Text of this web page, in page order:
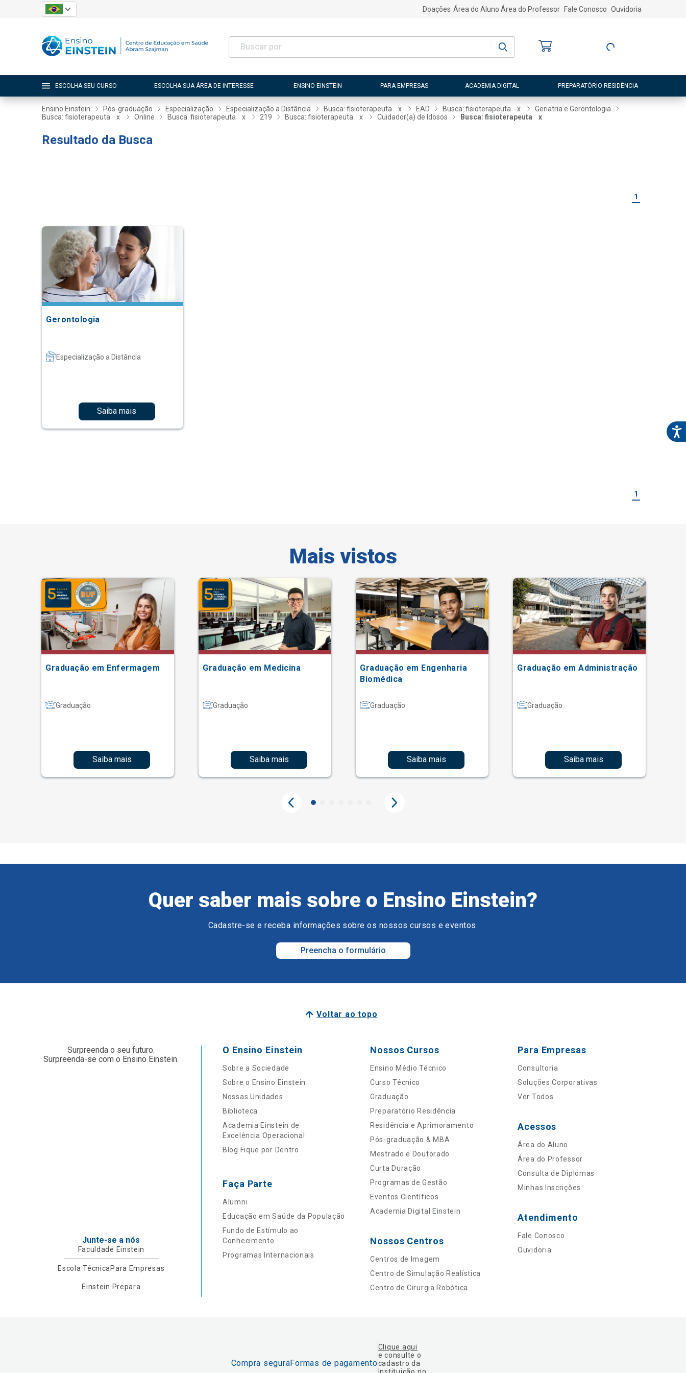
Doações Área do Aluno Área do Professor Fale Conosco Ouvidoria
Entre ou Cadastre-
ESCOLHA SEU CURSO ESCOLHA SUA ÁREA DE INTERESSE ENSINO EINSTEIN PARA EMPRESAS ACADEMIA DIGITAL PREPARATÓRIO RESIDÊNCIA
Ensino Einstein Pós-graduação Especialização Especialização a Distância Busca: fisioterapeuta x EAD Busca: fisioterapeuta x
Geriatria e Gerontologia
Busca: fisioterapeuta
x Online Busca: fisioterapeuta x 219 Busca: fisioterapeuta x Cuidador(a) de Idosos Busca: fisioterapeuta x
Resultado da Busca
1
Gerontologia
Especialização a Distância
Saiba mais
1
Mais vistos
Graduação em Enfermagem
Graduação
Saiba mais
Graduação em Medicina
Graduação
Saiba mais
Graduação em Engenharia
Biomédica
Graduação
Saiba mais
Graduação em Administração
Graduação
Saiba mais
Quer saber mais sobre o Ensino Einstein?
Cadastre-se e receba informações sobre os nossos cursos e eventos.
Preencha o formulário
Voltar ao topo
Surpreenda o seu futuro.
Surpreenda-se com o Ensino Einstein.
Junte-se a nós
Faculdade Einstein
Escola Técnica Para Empresas
Einstein Prepara
O Ensino Einstein
Sobre a Sociedade
Sobre o Ensino Einstein
Nossas Unidades
Biblioteca
Academia Einstein de
Excelência Operacional
Blog Fique por Dentro
Faça Parte
Alumni
Educação em Saúde da População
Fundo de Estímulo ao
Conhecimento
Programas Internacionais
Nossos Cursos
Ensino Médio Técnico
Curso Técnico
Graduação
Preparatório Residência
Residência e Aprimoramento
Pós-graduação & MBA
Mestrado e Doutorado
Curta Duração
Programas de Gestão
Eventos Científicos
Academia Digital Einstein
Nossos Centros
Centros de Imagem
Centro de Simulação Realística
Centro de Cirurgia Robótica
Para Empresas
Consultoria
Soluções Corporativas
Ver Todos
Acessos
Área do Aluno
Área do Professor
Consulta de Diplomas
Minhas Inscrições
Atendimento
Fale Conosco
Ouvidoria
Compra seguraFormas de pagamento
Clique aqui
e consulte o
cadastro da